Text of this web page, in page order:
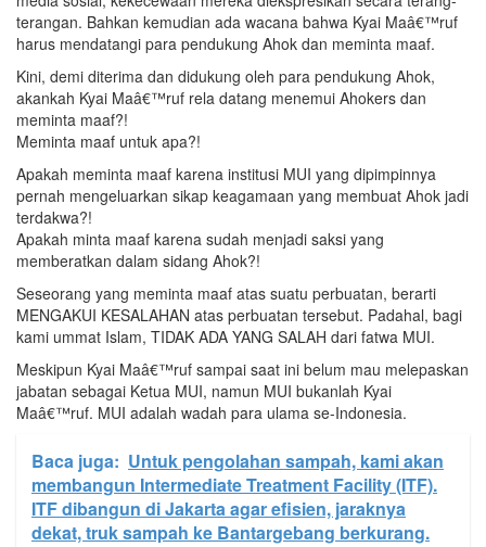
terangan. Bahkan kemudian ada wacana bahwa Kyai Maâ€™ruf
harus mendatangi para pendukung Ahok dan meminta maaf.
Kini, demi diterima dan didukung oleh para pendukung Ahok,
akankah Kyai Maâ€™ruf rela datang menemui Ahokers dan
meminta maaf?!
Meminta maaf untuk apa?!
Apakah meminta maaf karena institusi MUI yang dipimpinnya
pernah mengeluarkan sikap keagamaan yang membuat Ahok jadi
terdakwa?!
Apakah minta maaf karena sudah menjadi saksi yang
memberatkan dalam sidang Ahok?!
Seseorang yang meminta maaf atas suatu perbuatan, berarti
MENGAKUI KESALAHAN atas perbuatan tersebut. Padahal, bagi
kami ummat Islam, TIDAK ADA YANG SALAH dari fatwa MUI.
Meskipun Kyai Maâ€™ruf sampai saat ini belum mau melepaskan
jabatan sebagai Ketua MUI, namun MUI bukanlah Kyai
Maâ€™ruf. MUI adalah wadah para ulama se-Indonesia.
Baca juga: Untuk pengolahan sampah, kami akan
membangun Intermediate Treatment Facility (ITF).
ITF dibangun di Jakarta agar efisien, jaraknya
dekat, truk sampah ke Bantargebang berkurang.